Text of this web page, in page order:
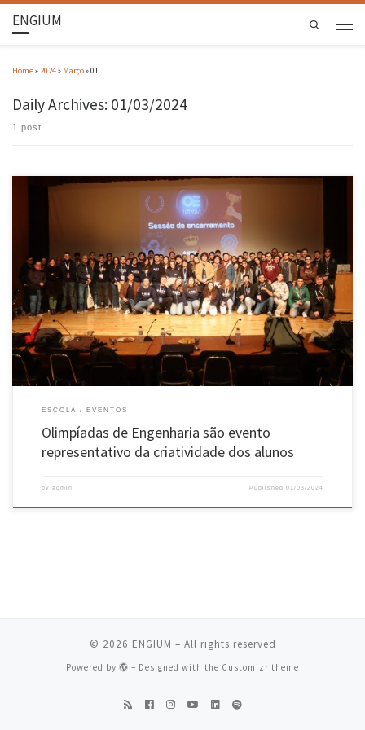
ENGIUM Search
Home» 2024» Março»01
Daily Archives: 01/03/2024
1 post
O evento competitivo “Olimpíadas da Engenharia” organizado pelo IEEE Uminho Student
Branch ocorreu nos passados dias 6 e 7 de fevereiro, no Campus de Azurém. As Olimpíadas
da Engenharia reuniram alunos das mais diversas áreas de Engenharia da Universidade do
Minho, durante 2 dias, para competirem entre si e aplicarem […]
ESCOLA EVENTOS
Olimpíadas de Engenharia são evento
representativo da criatividade dos alunos
by admin Published01/03/2024
© 2026 ENGIUM – All rights reserved
Powered by – Designed with the Customizr theme